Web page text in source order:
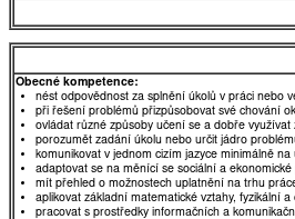
Obecné kompetence:
nést odpovědnost za splnění úkolů v práci nebo
při řešení problémů přizpůsobovat své chování
ovládat různé způsoby učení se a dobře
porozumět zadání úkolu nebo určit jádro
komunikovat v jednom cizím jazyce minimálně
adaptovat se na měnící se sociální a
mít přehled o možnostech uplatnění na trhu
aplikovat základní matematické vztahy, fyzikální
pracovat s prostředky informačních a